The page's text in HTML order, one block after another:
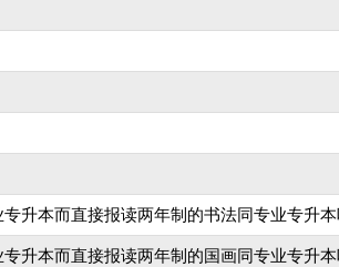
升本而直接报读两年制的书法同专业专升本
升本而直接报读两年制的国画同专业专升本